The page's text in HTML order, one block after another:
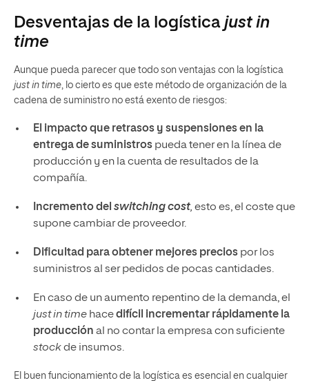
Desventajas de la logística just in
time
Aunque pueda parecer que todo son ventajas con la logística
just in time , lo cierto es que este método de organización de la
cadena de suministro no está exento de riesgos:
El impacto que retrasos y suspensiones en la
entrega de suministrospueda tener en la línea de
producción y en la cuenta de resultados de la
compañía.
Incremento del switching cost, esto es, el coste que
supone cambiar de proveedor.
Dificultad para obtener mejores preciospor los
suministros al ser pedidos de pocas cantidades.
En caso de un aumento repentino de la demanda, el
just in time hacedifícil incrementar rápidamente la
producción al no contar la empresa con suficiente
stockde insumos.
El buen funcionamiento de la logística es esencial en cualquier